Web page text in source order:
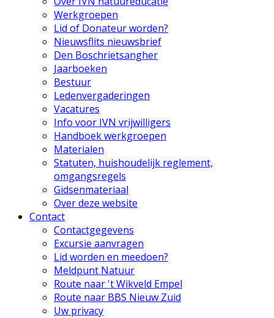
Werkgroepen
Lid of Donateur worden?
Nieuwsflits nieuwsbrief
Den Boschrietsangher
Jaarboeken
Bestuur
Ledenvergaderingen
Vacatures
Info voor IVN vrijwilligers
Handboek werkgroepen
Materialen
Statuten, huishoudelijk reglement,
omgangsregels
Gidsenmateriaal
Over deze website
Contact
Contactgegevens
Excursie aanvragen
Lid worden en meedoen?
Meldpunt Natuur
Route naar 't Wikveld Empel
Route naar BBS Nieuw Zuid
Uw privacy